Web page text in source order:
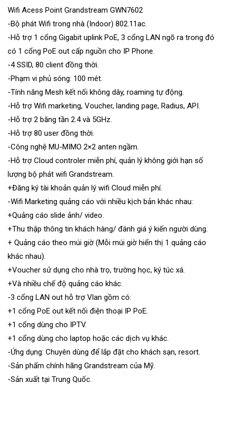
Wifi Acess Point Grandstream GWN7602
-Bộ phát Wifi trong nhà (Indoor) 802.11ac.
-Hỗ trợ 1 cổng Gigabit uplink PoE, 3 cổng LAN ngõ ra trong đó
có 1 cổng PoE out cấp nguồn cho IP Phone.
-4 SSID, 80 client đồng thời.
-Phạm vi phủ sóng: 100 mét.
-Tính năng Mesh kết nối không dây, roaming tự động.
-Hỗ trợ Wifi marketing, Voucher, landing page, Radius, API.
-Hỗ trợ 2 băng tần 2.4 và 5GHz.
-Hỗ trợ 80 user đồng thời.
-Công nghệ MU-MIMO 2×2 anten ngầm.
-Hỗ trợ Cloud controler miễn phí, quản lý không giới hạn số
lượng bộ phát wifi Grandstream.
+Đăng ký tài khoản quản lý wifi Cloud miễn phí.
-Wifi Marketing quảng cáo với nhiều kịch bản khác nhau:
+Quảng cáo slide ảnh/ video.
+Thu thập thông tin khách hàng/ đánh giá ý kiến người dùng.
+ Quảng cáo theo múi giờ (Mỗi múi giờ hiển thị 1 quảng cáo
khác nhau).
+Voucher sử dụng cho nhà trọ, trường học, ký túc xá.
+Và nhiều chế độ quảng cáo khác.
-3 cổng LAN out hỗ trợ Vlan gồm có:
+1 cổng PoE out kết nối điện thoại IP PoE.
+1 cổng dùng cho IPTV.
+1 cổng dùng cho laptop hoặc các dịch vụ khác.
-Ứng dụng: Chuyên dùng để lắp đặt cho khách sạn, resort.
-Sản phẩm chính hãng Grandstream của Mỹ.
-Sản xuất tại Trung Quốc.